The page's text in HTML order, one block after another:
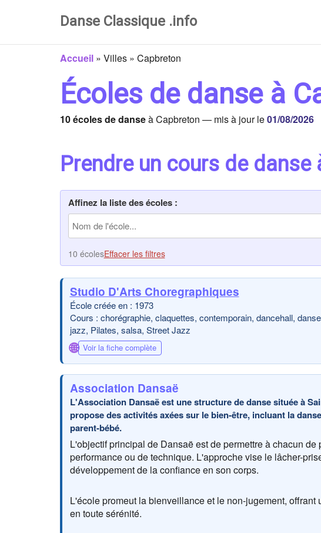
Danse Classique .info
Accueil » Villes » Capbreton
Écoles de danse à
10 écoles de danseà Capbreton — mis à jour le01/08/2026
Prendre un cours de danse
Affinez la liste des écoles :
10 écolesEffacer les filtres
Studio D'Arts Choregraphiques
École créée en : 1973
Cours : chorégraphie, claquettes, contemporain, dancehall,
jazz, Pilates, salsa, Street Jazz
🌐 Voir la fiche complète
Association Dansaë
L'Association Dansaë est une structure de danse située à
propose des activités axées sur le bien-être, incluant la
parent-bébé.
L'objectif principal de Dansaë est de permettre à chacun
performance ou de technique. L'approche vise le lâcher-
développement de la confiance en son corps.
L'école promeut la bienveillance et le non-jugement,
en toute sérénité.